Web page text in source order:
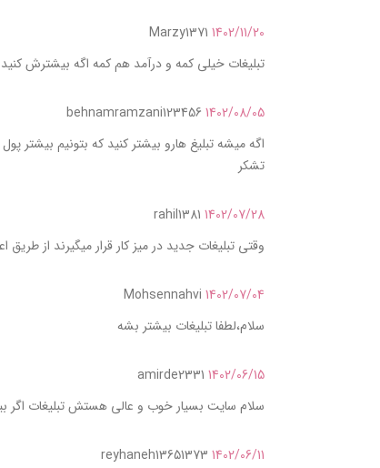
Marzy1371 1402/11/20
تبلیغات خیلی کمه و درآمد هم کمه اگه بیشترش
behnamramzani123456 1402/08/05
اگه میشه تبلیغ هارو بیشتر کنید که بتونیم بیشتر
تشکر
rahil1381 1402/07/28
وقتی تبلیغات جدید در میز کار قرار میگیرند از طریق
Mohsennahvi 1402/07/04
سلام،لطفا تبلیغات بیشتر بشه
amirde2331 1402/06/15
سلام سایت بسیار خوب و عالی هستش تبلیغات اگر
reyhaneh13651373 1402/06/11